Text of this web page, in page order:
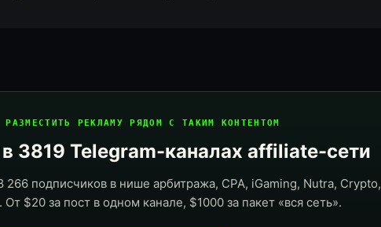
РАЗМЕСТИТЬ РЕКЛАМУ РЯДОМ С ТАКИМ КОНТЕНТОМ
3819 Telegram-каналах affiliate-сети
подписчиков в нише арбитража, CPA, iGaming, Nutra, Crypto,
От $20 за пост в одном канале, $1000 за пакет «вся сеть».